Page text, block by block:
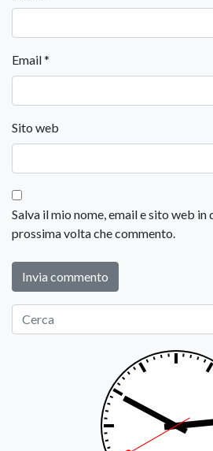
Email*
Sito web
Salva il mio nome, email e sito web
prossima volta che commento.